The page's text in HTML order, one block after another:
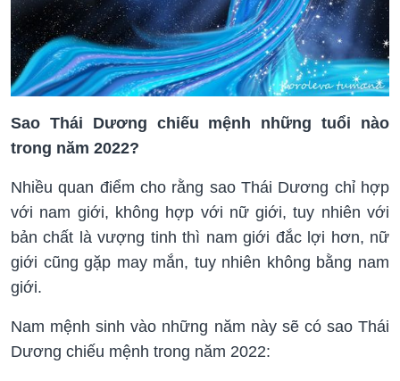
Sao Thái Dương chiếu mệnh những tuổi nào
trong năm 2022?
Nhiều quan điểm cho rằng sao Thái Dương chỉ hợp
với nam giới, không hợp với nữ giới, tuy nhiên với
bản chất là vượng tinh thì nam giới đắc lợi hơn, nữ
giới cũng gặp may mắn, tuy nhiên không bằng nam
giới.
Nam mệnh sinh vào những năm này sẽ có sao Thái
Dương chiếu mệnh trong năm 2022: